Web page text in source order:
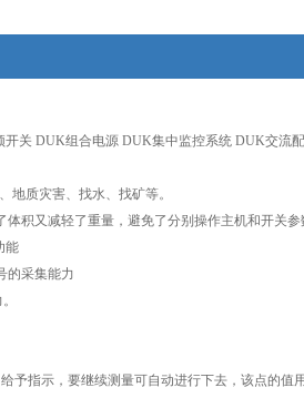
关 DUK组合电源 DUK集中监控系统 DUK交流配
地质灾害、找水、找矿等。
积又减轻了重量，避免了分别操作主机和开关参
能
的采集能力
予指示，要继续测量可自动进行下去，该点的值